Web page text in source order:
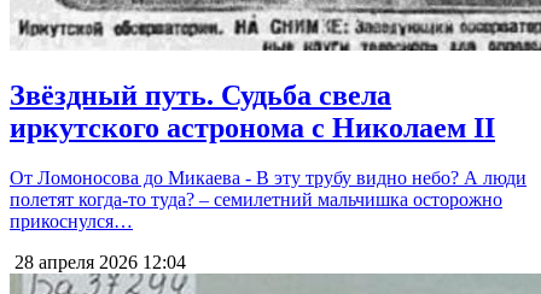
Звёздный путь. Судьба свела
иркутского астронома с Николаем II
От Ломоносова до Микаева - В эту трубу видно небо? А люди
полетят когда-то туда? – семилетний мальчишка осторожно
прикоснулся…
28 апреля 2026 12:04